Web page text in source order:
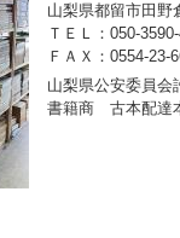
山梨県都留市田野
ＴＥＬ：050-
ＦＡＸ：0554-23-
山梨県公安委員
書籍商 古本配達